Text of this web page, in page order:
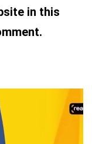
in this